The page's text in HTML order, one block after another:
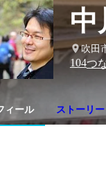
中
吹田
104つ
ィール ストーリ